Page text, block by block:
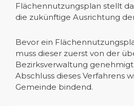
Flächennutzungsplan stellt
die zukünftige Ausrichtung
Bevor ein
muss dieser zuerst von der
Bezirksverwaltung
Abschluss dieses Verfahrens
Gemeinde bindend.